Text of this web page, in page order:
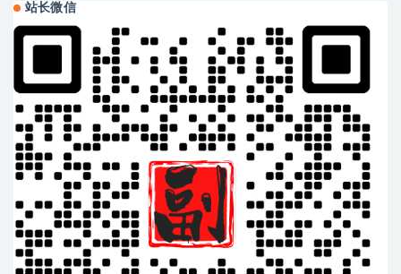
站长微信